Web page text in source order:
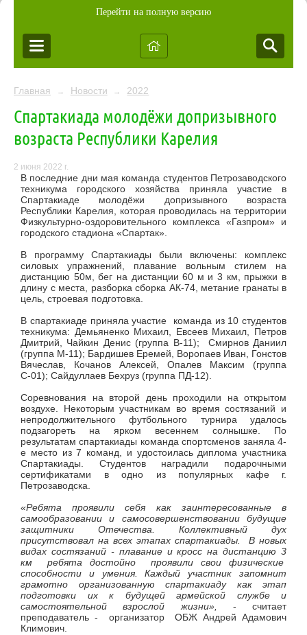
Перейти на полную версию
Главная → Новости → 2022
Спартакиада молодёжи допризывного
возраста Республики Карелия
2 июня 2022 г.
В последние дни мая команда студентов Петрозаводского
техникума городского хозяйства приняла участие в
Спартакиаде молодёжи допризывного возраста
Республики Карелия, которая проводилась на территории
Физкультурно-оздоровительного комплекса «Газпром» и
городского стадиона «Спартак».
В программу Спартакиады были включены: комплекс
силовых упражнений, плавание вольным стилем на
дистанцию 50м, бег на дистанции 60 м и 3 км, прыжки в
длину с места, разборка сборка АК-74, метание гранаты в
цель, строевая подготовка.
В спартакиаде приняла участие команда из 10 студентов
техникума: Демьяненко Михаил, Евсеев Михаил, Петров
Дмитрий, Чайкин Денис (группа В-11); Смирнов Даниил
(группа М-11); Бардишев Еремей, Воропаев Иван, Гонстов
Вячеслав, Кочанов Алексей, Опалев Максим (группа
С-01); Сайдуллаев Бехруз (группа ПД-12).
Соревнования на второй день проходили на открытом
воздухе. Некоторым участникам во время состязаний и
непродолжительного футбольного турнира удалось
подзагореть на ярком весеннем солнышке. По
результатам спартакиады команда спортсменов заняла 4-
е место из 7 команд, и удостоилась диплома участника
Спартакиады. Студентов наградили подарочными
сертификатами в одно из популярных кафе г.
Петрозаводска.
«Ребята проявили себя как заинтересованные в
самообразовании и самосовершенствовании будущие
защитники Отечества. Коллективный дух
присутствовал на всех этапах спартакиады. В новых
видах состязаний - плавание и кросс на дистанцию 3
км ребята достойно проявили свои физические
способности и умения. Каждый участник запомнит
грамотно организованную спартакиаду как этап
подготовки их к будущей армейской службе и
самостоятельной взрослой жизни», - считает
преподаватель - организатор ОБЖ Андрей Адамович
Климович.